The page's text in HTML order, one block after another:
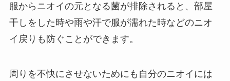
服からニオイの元となる菌が排除されると、部屋
干しをした時や雨や汗で服が濡れた時などのニオ
イ戻りも防ぐことができます。
周りを不快にさせないためにも自分のニオイには